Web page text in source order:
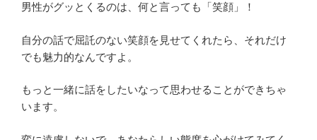
男性がグッとくるのは、何と言っても「笑顔」！
自分の話で屈託のない笑顔を見せてくれたら、それだけ
でも魅力的なんですよ。
もっと一緒に話をしたいなって思わせることができちゃ
います。